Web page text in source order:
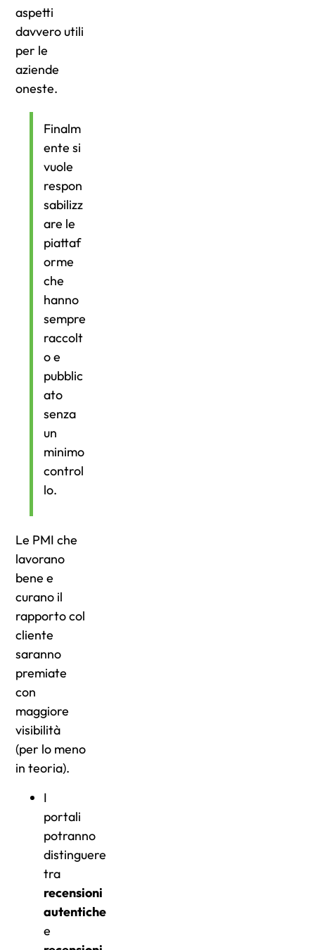
aspetti
davvero utili
per le
aziende
oneste.
Finalm
ente si
vuole
respon
sabilizz
are le
piattaf
orme
che
hanno
sempre
raccolt
o e
pubblic
ato
senza
un
minimo
control
lo.
Le PMI che
lavorano
bene e
curano il
rapporto col
cliente
saranno
premiate
con
maggiore
visibilità
(per lo meno
in teoria).
I
portali
potranno
distinguere
tra
recensioni
autentiche
e